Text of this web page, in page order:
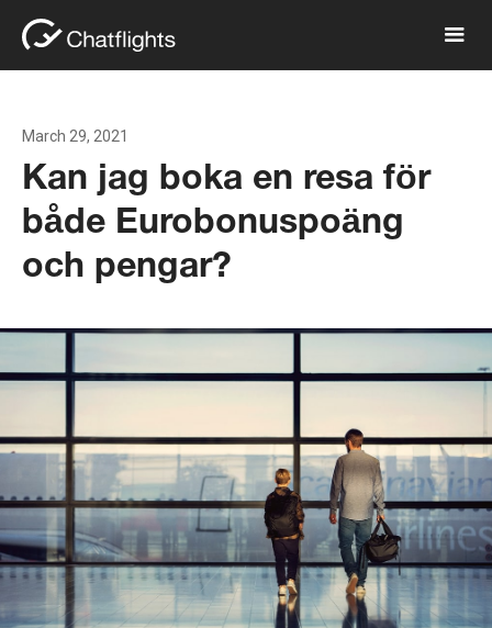
March 29, 2021
Kan jag boka en resa för
både Eurobonuspoäng
och pengar?